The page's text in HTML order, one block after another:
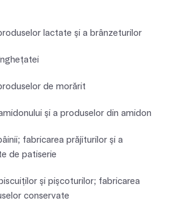
lactate şi a brânzeturilor
de morărit
şi a produselor din amidon
fabricarea prăjiturilor şi a
de patiserie
şi pişcoturilor; fabricarea
conservate